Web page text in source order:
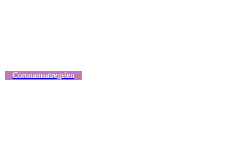
Coronamaatregelen